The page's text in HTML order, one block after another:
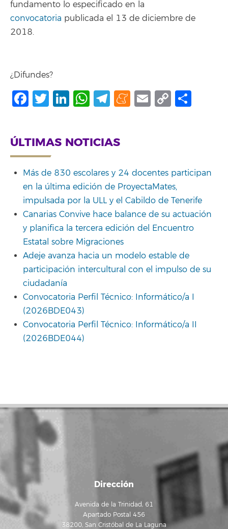
fundamento lo especificado en la
convocatoria publicada el 13 de diciembre de
2018.
¿Difundes?
Facebook
Twitter
LinkedIn
WhatsApp
Telegram
Meneame
Email
Copy
ÚLTIMAS NOTICIAS
Más de 830 escolares y 24 docentes participan
en la última edición de ProyectaMates,
impulsada por la ULL y el Cabildo de Tenerife
Canarias Convive hace balance de su actuación
y planifica la tercera edición del Encuentro
Estatal sobre Migraciones
Adeje avanza hacia un modelo estable de
participación intercultural con el impulso de su
ciudadanía
Convocatoria Perfil Técnico: Informático/a I
(2026BDE043)
Convocatoria Perfil Técnico: Informático/a II
(2026BDE044)
Dirección
Avenida de la Trinidad, 61
Apartado Postal 456
38200, San Cristóbal de La Laguna